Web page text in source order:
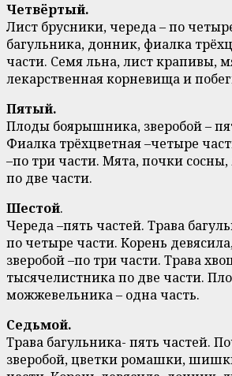
Четвёртый.
Лист брусники, череда – по
багульника, донник, фиалка
части. Семя льна, лист крапивы,
лекарственная корневища и
Пятый.
Плоды боярышника, зверобой –
Фиалка трёхцветная –четыре
–по три части. Мята, почки сосны,
по две части.
Шестой.
Череда –пять частей. Трава
по четыре части. Корень
зверобой –по три части. Трава
тысячелистника по две части.
можжевельника – одна часть.
Седьмой.
Трава багульника- пять частей.
зверобой, цветки ромашки,